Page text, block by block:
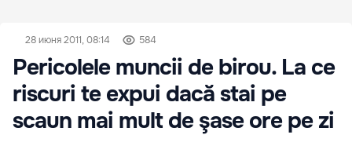
28 июня 2011, 08:14 584
Pericolele muncii de birou. La ce
riscuri te expui dacă stai pe
scaun mai mult de şase ore pe zi